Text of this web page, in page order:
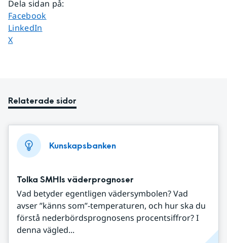
Dela sidan på:
Dela sidan på
Facebook
Dela sidan på
LinkedIn
Dela sidan på
X
Relaterade sidor
Kunskapsbanken
Tolka SMHIs väderprognoser
Vad betyder egentligen vädersymbolen? Vad
avser ”känns som”-temperaturen, och hur ska du
förstå nederbördsprognosens procentsiffror? I
denna vägled...